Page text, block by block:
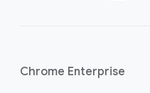
Chrome Enterprise